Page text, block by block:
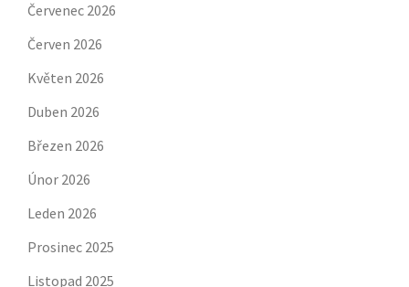
Červenec 2026
Červen 2026
Květen 2026
Duben 2026
Březen 2026
Únor 2026
Leden 2026
Prosinec 2025
Listopad 2025